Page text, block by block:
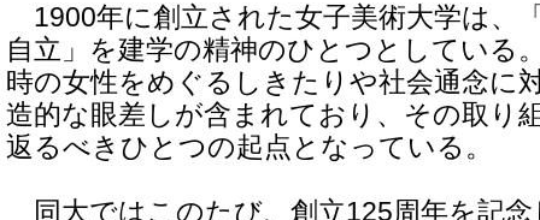
1900年に創立された女子美術大学は、
自立」を建学の精神のひとつとしている
時の女性をめぐるしきたりや社会通念に
造的な眼差しが含まれており、その取り
返るべきひとつの起点となっている。
同大ではこのたび、創立125周年を記念